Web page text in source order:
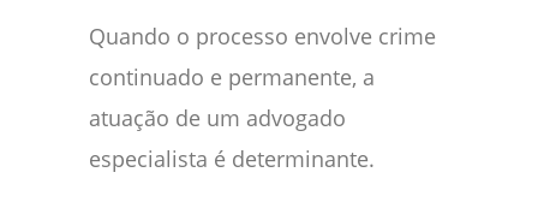
Quando o processo envolve crime
continuado e permanente, a
atuação de um advogado
especialista é determinante.